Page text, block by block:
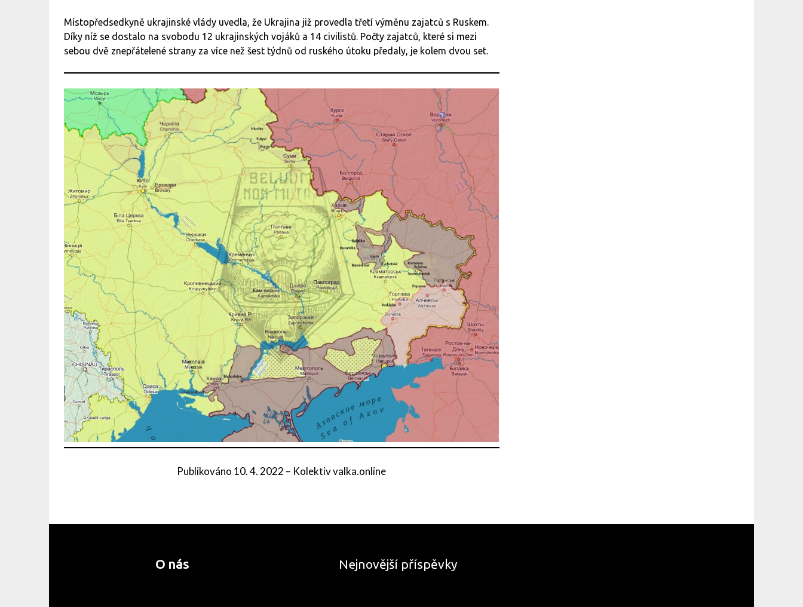
Místopředsedkyně ukrajinské vlády uvedla, že Ukrajina již provedla třetí výměnu zajatců s Ruskem.
Díky níž se dostalo na svobodu 12 ukrajinských vojáků a 14 civilistů. Počty zajatců, které si mezi
sebou dvě znepřátelené strany za více než šest týdnů od ruského útoku předaly, je kolem dvou set.
Publikováno 10. 4. 2022 – Kolektiv valka.online
O nás Nejnovější příspěvky